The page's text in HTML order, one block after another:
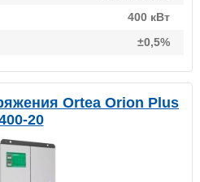
400 кВт
±0,5%
Ortea Orion Plus
20